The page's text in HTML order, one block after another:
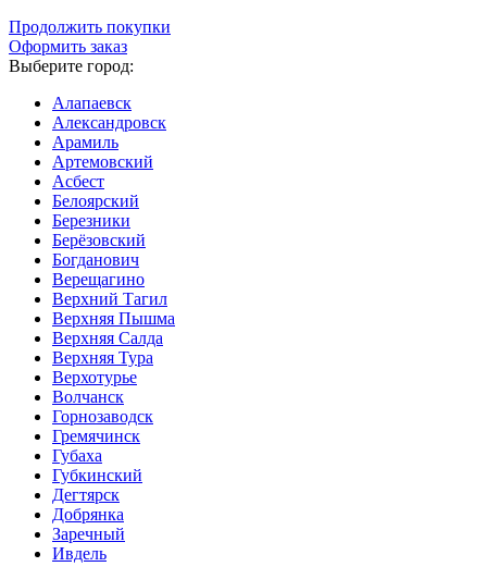
Продолжить покупки
Оформить заказ
Выберите город:
Алапаевск
Александровск
Арамиль
Артемовский
Асбест
Белоярский
Березники
Берёзовский
Богданович
Верещагино
Верхний Тагил
Верхняя Пышма
Верхняя Салда
Верхняя Тура
Верхотурье
Волчанск
Горнозаводск
Гремячинск
Губаха
Губкинский
Дегтярск
Добрянка
Заречный
Ивдель